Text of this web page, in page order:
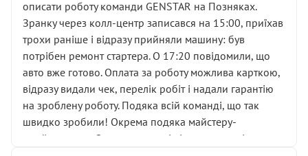
вас стартер, і тоді сервіс наче справив хороше
враження. Але згодом знайшов декілька гайок під
лобовим склом. Мені пояснили, що це “старі гайки, які
відкручували”, і попросили не хвилюватися. ( надіюсь
новий власник, не застяг в полі))
Але після нинішнього візиту такі дрібниці вже не
здаються дрібницями.
Я — клієнт, який працює на довірі, і саме її цей сервіс
описати роботу команди GENSTAR на Позняках.
Зранку через колл-центр записався на 15:00, приїхав
трохи раніше і відразу прийняли машину: був
потрібен ремонт стартера. О 17:20 повідомили, що
авто вже готово. Оплата за роботу можлива карткою,
відразу видали чек, перелік робіт і надали гарантію
на зроблену роботу. Подяка всій команді, що так
швидко зробили! Окрема подяка майстеру-
приймальнику Олександру: всі чітко та по суті.